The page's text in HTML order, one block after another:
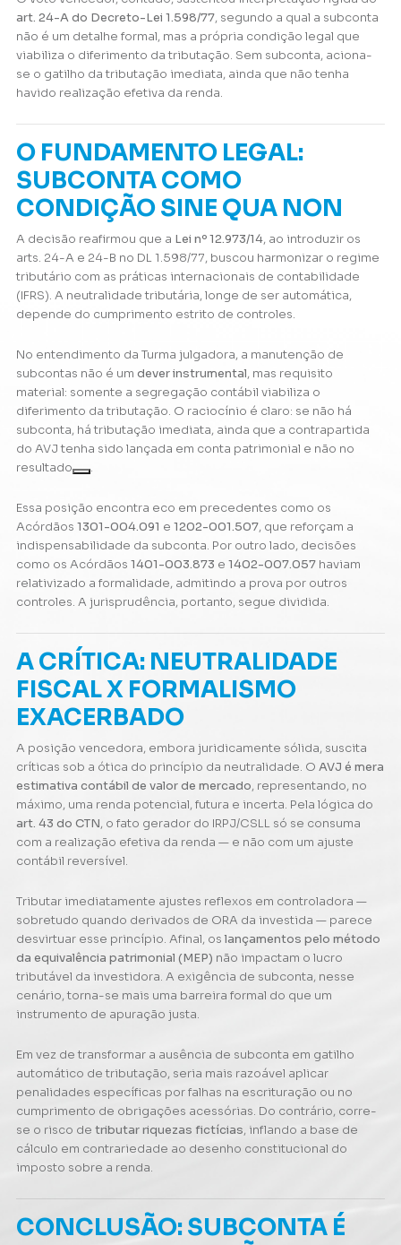
art. 24-A do Decreto-Lei 1.598/77, segundo a qual a subconta
não é um detalhe formal, mas a própria condição legal que
viabiliza o diferimento da tributação. Sem subconta, aciona-
se o gatilho da tributação imediata, ainda que não tenha
havido realização efetiva da renda.
O FUNDAMENTO LEGAL:
SUBCONTA COMO
CONDIÇÃO SINE QUA NON
A decisão reafirmou que a Lei nº 12.973/14, ao introduzir os
arts. 24-A e 24-B no DL 1.598/77, buscou harmonizar o regime
tributário com as práticas internacionais de contabilidade
(IFRS). A neutralidade tributária, longe de ser automática,
depende do cumprimento estrito de controles.
No entendimento da Turma julgadora, a manutenção de
subcontas não é um dever instrumental, mas requisito
material: somente a segregação contábil viabiliza o
diferimento da tributação. O raciocínio é claro: se não há
subconta, há tributação imediata, ainda que a contrapartida
do AVJ tenha sido lançada em conta patrimonial e não no
resultado
.
Essa posição encontra eco em precedentes como os
Acórdãos 1301-004.091 e 1202-001.507, que reforçam a
indispensabilidade da subconta. Por outro lado, decisões
como os Acórdãos 1401-003.873 e 1402-007.057 haviam
relativizado a formalidade, admitindo a prova por outros
controles. A jurisprudência, portanto, segue dividida.
A CRÍTICA: NEUTRALIDADE
FISCAL X FORMALISMO
EXACERBADO
A posição vencedora, embora juridicamente sólida, suscita
críticas sob a ótica do princípio da neutralidade. O AVJ é mera
estimativa contábil de valor de mercado, representando, no
máximo, uma renda potencial, futura e incerta. Pela lógica do
art. 43 do CTN, o fato gerador do IRPJ/CSLL só se consuma
com a realização efetiva da renda — e não com um ajuste
contábil reversível.
Tributar imediatamente ajustes reflexos em controladora —
sobretudo quando derivados de ORA da investida — parece
desvirtuar esse princípio. Afinal, oslançamentos pelo método
da equivalência patrimonial (MEP) não impactam o lucro
tributável da investidora. A exigência de subconta, nesse
cenário, torna-se mais uma barreira formal do que um
instrumento de apuração justa.
Em vez de transformar a ausência de subconta em gatilho
automático de tributação, seria mais razoável aplicar
penalidades específicas por falhas na escrituração ou no
cumprimento de obrigações acessórias. Do contrário, corre-
se o risco de tributar riquezas fictícias, inflando a base de
cálculo em contrariedade ao desenho constitucional do
imposto sobre a renda.
CONCLUSÃO: SUBCONTA É